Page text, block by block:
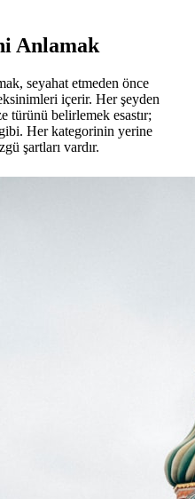
Anlamak
seyahat etmeden önce
içerir. Her şeyden
türünü belirlemek esastır;
Her kategorinin yerine
şartları vardır.